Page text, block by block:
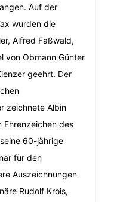
Auf der
wurden die
Alfred Faßwald,
von Obmann Günter
geehrt. Der
zeichnete Albin
Ehrenzeichen des
60-jährige
für den
Auszeichnungen
Rudolf Krois,